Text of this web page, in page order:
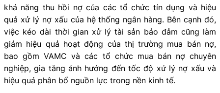
khả năng thu hồi nợ của các tổ chức tín dụng và hiệu
quả xử lý nợ xấu của hệ thống ngân hàng. Bên cạnh đó,
việc kéo dài thời gian xử lý tài sản bảo đảm cũng làm
giảm hiệu quả hoạt động của thị trường mua bán nợ,
bao gồm VAMC và các tổ chức mua bán nợ chuyên
nghiệp, gia tăng ảnh hưởng đến tốc độ xử lý nợ xấu và
hiệu quả phân bổ nguồn lực trong nền kinh tế.